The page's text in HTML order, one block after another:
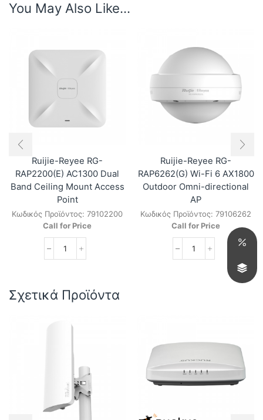
You May Also Like...
Ruijie-Reyee RG-
RAP2200(E) AC1300 Dual
Band Ceiling Mount Access
Point
Κωδικός Προϊόντος: 79102200
Call for Price
Ruijie-
AC1300
Access
Point
ποσότητα
Ruijie-Reyee RG-
RAP6262(G) Wi-Fi 6 AX1800
Outdoor Omni-directional
AP
Κωδικός Προϊόντος: 79106262
Call for Price
Ruijie-
Outdoor
directional
AP
ποσότητα
Σχετικά Προϊόντα